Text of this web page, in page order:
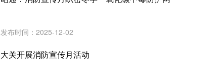
发布时间：2025-12-02
大关开展消防宣传月活动